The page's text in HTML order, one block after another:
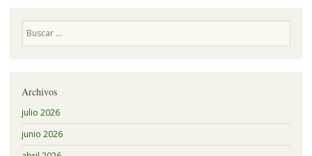
Archivos
julio 2026
junio 2026